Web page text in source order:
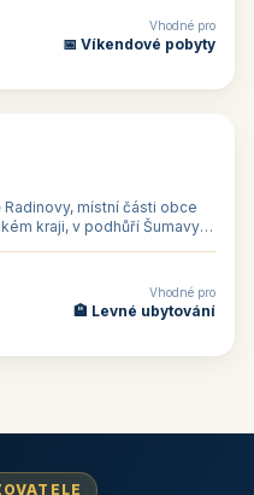
Vhodné pro
📅 Víkendové pobyty
místní části obce
kraji, v podhůří Šumavy
Vhodné pro
🏨 Levné ubytování